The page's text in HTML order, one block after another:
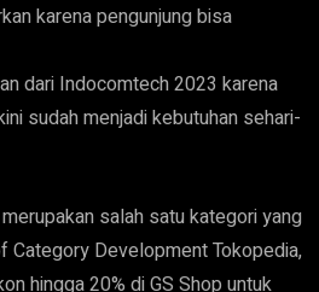
karena pengunjung bisa
dari Indocomtech 2023 karena
sudah menjadi kebutuhan sehari-
salah satu kategori yang
Category Development Tokopedia,
hingga 20% di GS Shop untuk